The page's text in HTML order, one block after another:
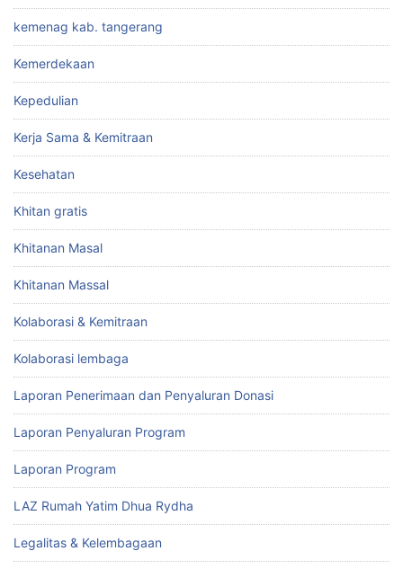
kemenag kab. tangerang
Kemerdekaan
Kepedulian
Kerja Sama & Kemitraan
Kesehatan
Khitan gratis
Khitanan Masal
Khitanan Massal
Kolaborasi & Kemitraan
Kolaborasi lembaga
Laporan Penerimaan dan Penyaluran Donasi
Laporan Penyaluran Program
Laporan Program
LAZ Rumah Yatim Dhua Rydha
Legalitas & Kelembagaan